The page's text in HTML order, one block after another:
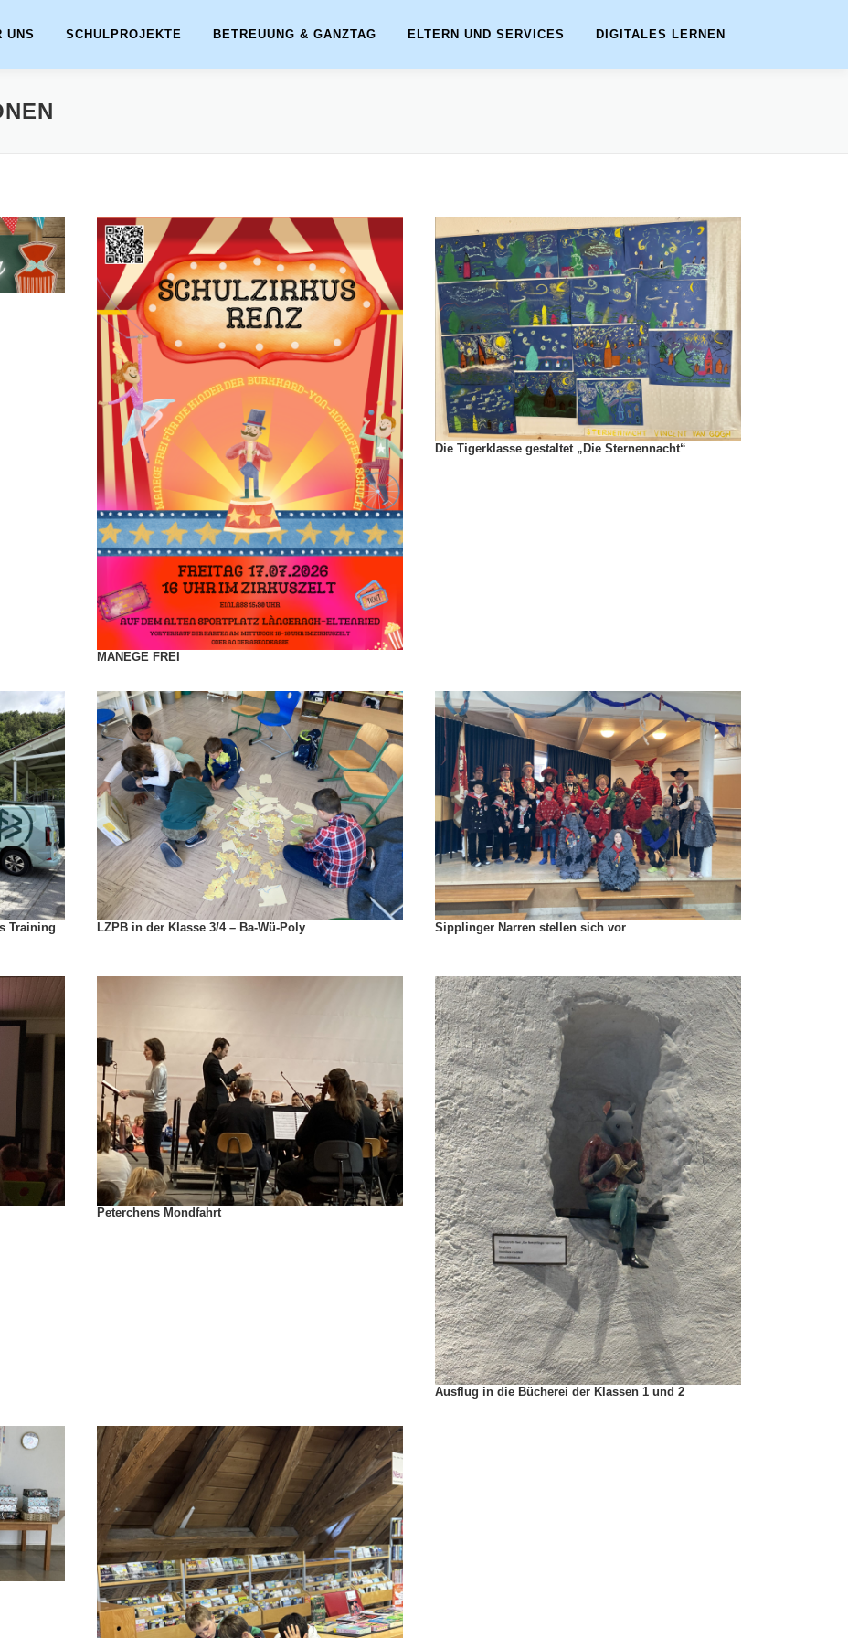
UNS SCHULPROJEKTE BETREUUNG & GANZTAG ELTERN UND SERVICES DIGITALES LERNEN
MANEGE FREI
Die Tigerklasse gestaltet „Die Sternennacht“
Training
LZPB in der Klasse 3/4 – Ba-Wü-Poly Sipplinger Narren stellen sich vor
Peterchens Mondfahrt
Ausflug in die Bücherei der Klassen 1 und 2